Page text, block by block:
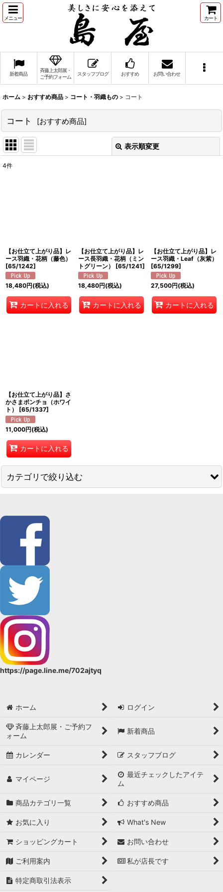
メニュー カート
新着商品
斉藤上太郎展・
ご予約フォーム
スタッフブログ おすすめ お問い合わせ
ホーム > おすすめ商品 > コート・羽織もの > コート
コート [おすすめ商品]
表示順変更
4件
【お仕立て上がり品】レ
ース羽織・花柄（藤色）
[65/1242]
18,480円(税込)
カートに入れる
【お仕立て上がり品】レ
ース長羽織・花柄（ミン
トグリーン）
[65/1241]
18,480円(税込)
カートに入れる
【お仕立て上がり品】レ
ース羽織・Leaf（灰紫）
[65/1299]
27,500円(税込)
カートに入れる
【お仕立て上がり品】さ
かさまポンチョ（ホワイ
ト）
[65/1337]
11,000円(税込)
カートに入れる
カテゴリで絞り込む
ショール
カーディガン
羽織
コート・羽織生地（強撥水加工済）
https://page.line.me/702ajtyq
ホーム ログイン
斉藤上太郎展・ご予約フ
ォーム
新着商品
カレンダー スタッフブログ
マイページ
最近チェックしたアイテ
ム
商品カテゴリ一覧 おすすめ商品
お気に入り What's New
ショッピングカート お問い合わせ
ご利用案内 私が店長です
特定商取引法表示